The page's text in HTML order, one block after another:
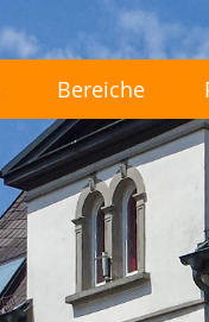
Bereiche